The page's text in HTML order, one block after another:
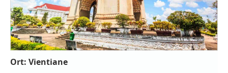
Ort: Vientiane